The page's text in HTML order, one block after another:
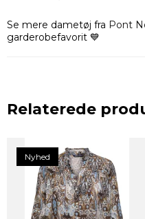
Se mere dametøj fra Pont
garderobefavorit 💙
Relaterede
Nyhed